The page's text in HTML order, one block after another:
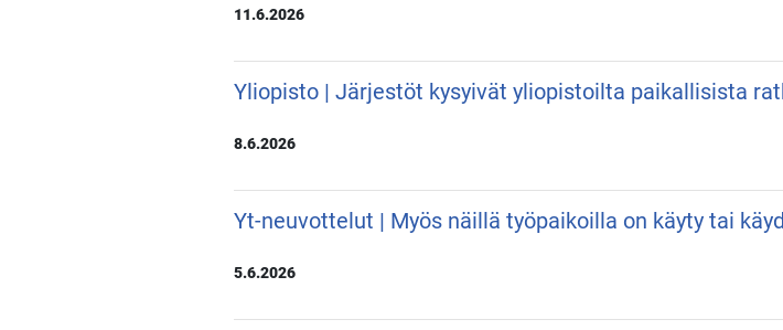
11.6.2026
Yliopisto | Järjestöt kysyivät yliopistoilta paikallisista
8.6.2026
Yt-neuvottelut | Myös näillä työpaikoilla on käyty tai
5.6.2026